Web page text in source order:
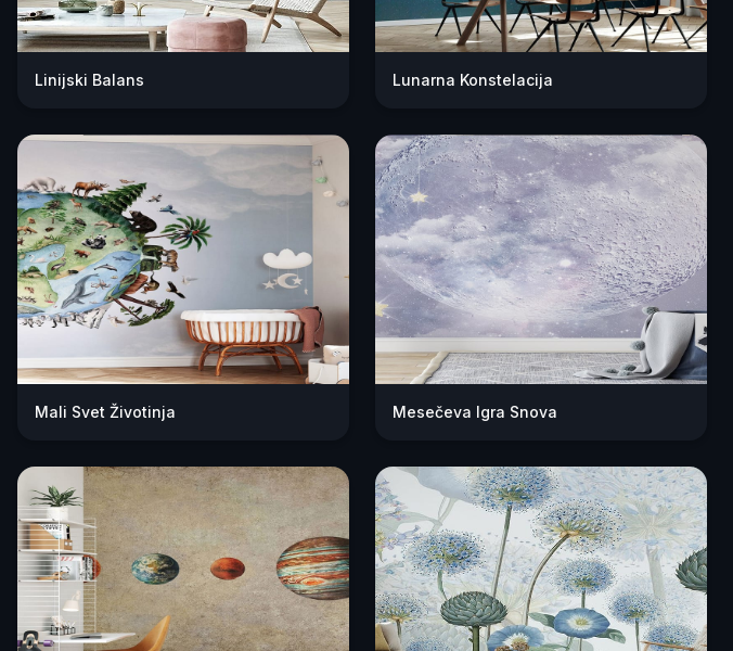
Linijski Balans Lunarna Konstelacija
Mali Svet Životinja Mesečeva Igra Snova